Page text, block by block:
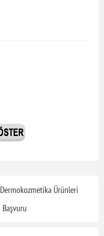
Dermokozmetika Ürünleri
Başvuru